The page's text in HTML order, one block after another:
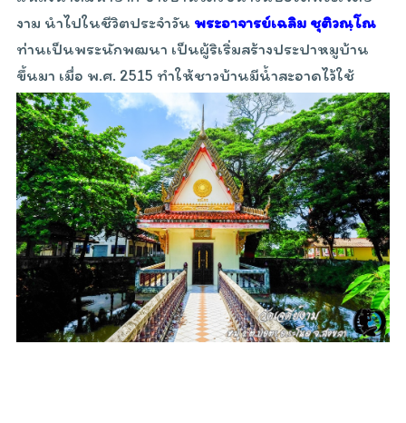
งาม นำไปในชีวิตประจำวัน พระอาจารย์เฉลิม ชุติวณฺโณ
ท่านเป็นพระนักพฒนา เป็นผู้ริเริ่มสร้างประปาหมูบ้าน
ขึ้นมา เมื่อ พ.ศ. 2515 ทำให้ชาวบ้านมีน้ำสะอาดไว้ใช้